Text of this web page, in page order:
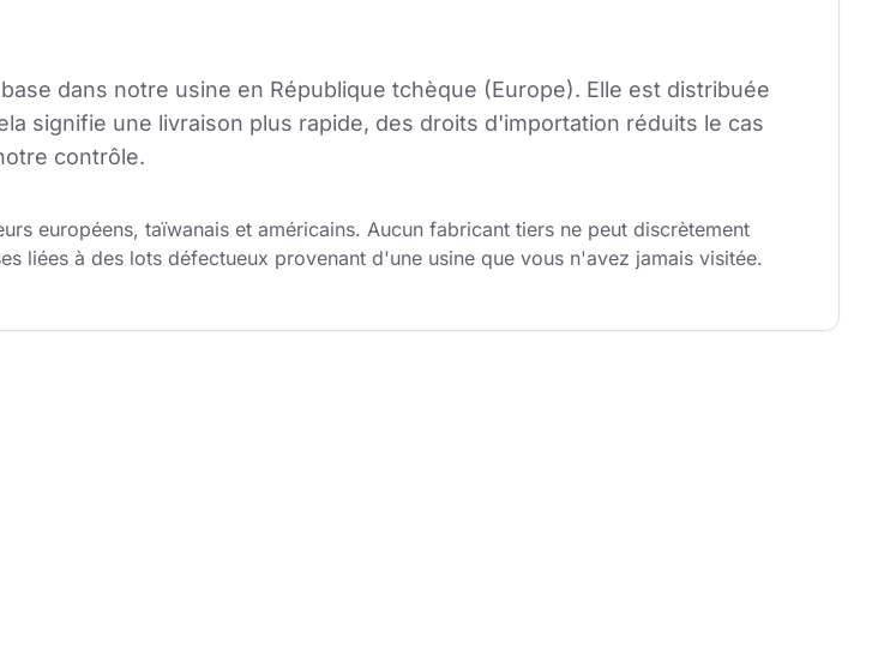
dans notre usine en République tchèque (Europe). Elle est distribuée
signifie une livraison plus rapide, des droits d'importation réduits le cas
contrôle.
européens, taïwanais et américains. Aucun fabricant tiers ne peut discrètement
liées à des lots défectueux provenant d'une usine que vous n'avez jamais visitée.